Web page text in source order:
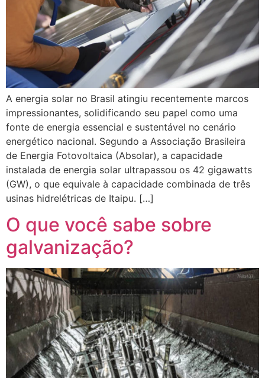
A energia solar no Brasil atingiu recentemente marcos
impressionantes, solidificando seu papel como uma
fonte de energia essencial e sustentável no cenário
energético nacional. Segundo a Associação Brasileira
de Energia Fotovoltaica (Absolar), a capacidade
instalada de energia solar ultrapassou os 42 gigawatts
(GW), o que equivale à capacidade combinada de três
usinas hidrelétricas de Itaipu. […]
O que você sabe sobre
galvanização?